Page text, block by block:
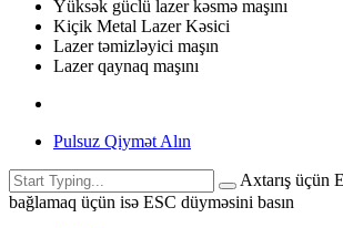
Yüksək güclü lazer kəsmə maşını
Kiçik Metal Lazer Kəsici
Lazer təmizləyici maşın
Lazer qaynaq maşını
Pulsuz Qiymət Alın
Axtarış üçün
bağlamaq üçün isə ESC düyməsini basın